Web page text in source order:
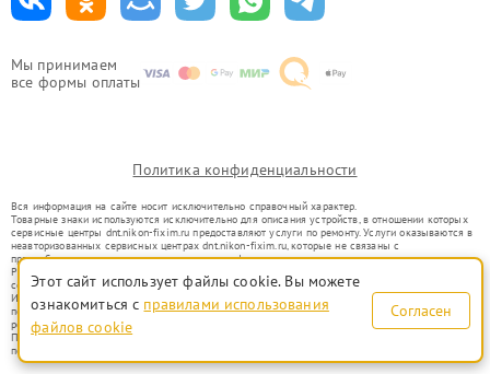
Мы принимаем
все формы оплаты
Политика конфиденциальности
Вся информация на сайте носит исключительно справочный характер.
Товарные знаки используются исключительно для описания устройств, в отношении которых
сервисные центры dnt.nikon-fixim.ru предоставляют услуги по ремонту. Услуги оказываются в
неавторизованных сервисных центрах dnt.nikon-fixim.ru, которые не связаны с
правообладателями товарных знаков или их официальными представителями.
Ремонт осуществляется для устройств, уже введенных в гражданский оборот в соответствии
со статьей 1487 ГК РФ.
Использование товарных знаков не преследует цели индивидуализации услуг или введения
потребителей в заблуждение, а служит для информирования о предоставляемых услугах по
ремонту техники указанных брендов.
Представленная на сайте информация не является публичной офертой, определяемой
положениями Статьи 437(2) Гражданского кодекса РФ
Этот сайт использует файлы cookie. Вы можете
ознакомиться с правилами использования
файлов cookie
Согласен